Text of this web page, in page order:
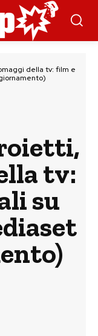
della tv: film e
tv:
su